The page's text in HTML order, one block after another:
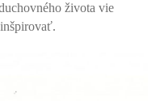
života vie